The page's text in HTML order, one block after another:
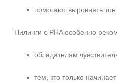
помогают выровнять
Пилинги с PHA особенно
обладателям
тем, кто только